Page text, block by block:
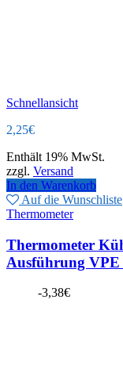
Schnellansicht
2,25€
Enthält 19% MwSt.
zzgl. Versand
In den Warenkorb
Auf die Wunschliste
Thermometer
Thermometer
Ausführung VPE
-3,38€